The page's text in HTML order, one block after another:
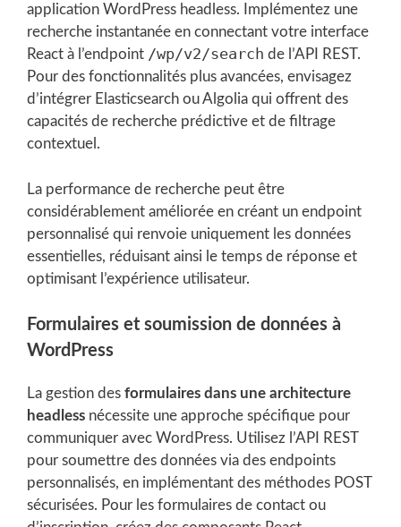
application WordPress headless. Implémentez une
recherche instantanée en connectant votre interface
React à l’endpoint /wp/v2/search de l’API REST.
Pour des fonctionnalités plus avancées, envisagez
d’intégrer Elasticsearch ou Algolia qui offrent des
capacités de recherche prédictive et de filtrage
contextuel.
La performance de recherche peut être
considérablement améliorée en créant un endpoint
personnalisé qui renvoie uniquement les données
essentielles, réduisant ainsi le temps de réponse et
optimisant l’expérience utilisateur.
Formulaires et soumission de données à
WordPress
La gestion des formulaires dans une architecture
headless nécessite une approche spécifique pour
communiquer avec WordPress. Utilisez l’API REST
pour soumettre des données via des endpoints
personnalisés, en implémentant des méthodes POST
sécurisées. Pour les formulaires de contact ou